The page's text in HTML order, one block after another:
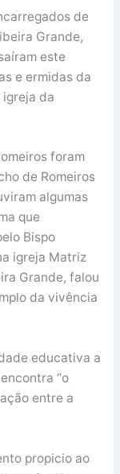
de
Grande,
este
e ermidas da
da
foram
de Romeiros
algumas
que
Bispo
igreja Matriz
Grande, falou
da vivência
educativa a
“o
entre a
propicio ao